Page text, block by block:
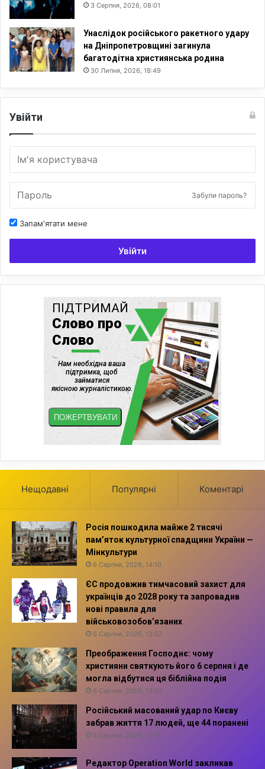
е
р
і
а
3 Серпня, 2026, 08:01
Унаслідок російського ракетного удару
на Дніпропетровщині загинула
багатодітна християнська родина
30 Липня, 2026, 18:49
Увійти
Забули пароль?
Запам'ятати мене
Увійти
Нещодавні Популярні Коментарі
Росія пошкодила майже 2 тисячі
пам’яток культурної спадщини України —
Мінкультури
6 Серпня, 2026, 14:10
ЄС продовжив тимчасовий захист для
українців до 2028 року та запровадив
нові правила для
військовозобов’язаних
6 Серпня, 2026, 13:57
Преображення Господнє: чому
християни святкують його 6 серпня і де
могла відбутися ця біблійна подія
6 Серпня, 2026, 13:42
Російський масований удар по Києву
забрав життя 17 людей, ще 44 поранені
5 Серпня, 2026, 11:16
Редактор Operation World закликав